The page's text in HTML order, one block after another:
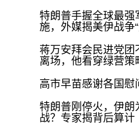
特朗普手握全球最强
施，外媒揭美伊战争
蒋万安拜会民进党团
离场，他看穿绿营策
高市早苗感谢各国慰
特朗普刚停火，伊朗
战？专家揭背后算计